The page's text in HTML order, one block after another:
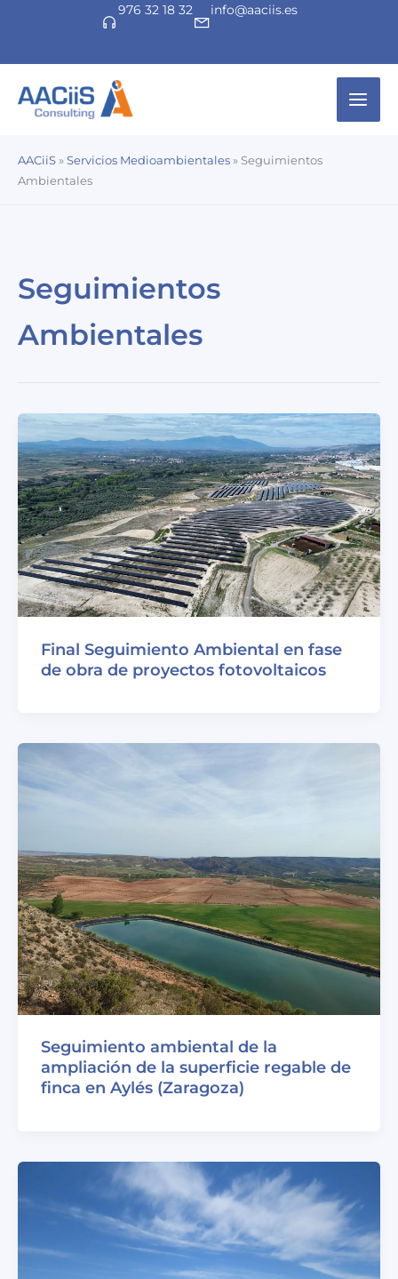
contenido
976 32 18 32 info@aaciis.es
AACiiS »Servicios Medioambientales » Seguimientos
Ambientales
Seguimientos
Ambientales
Final Seguimiento Ambiental en fase
de obra de proyectos fotovoltaicos
Seguimiento ambiental de la
ampliación de la superficie regable de
finca en Aylés (Zaragoza)